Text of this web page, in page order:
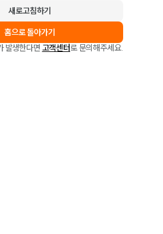
새로고침하기
홈으로 돌아가기
발생한다면 고객센터로 문의해주세요.